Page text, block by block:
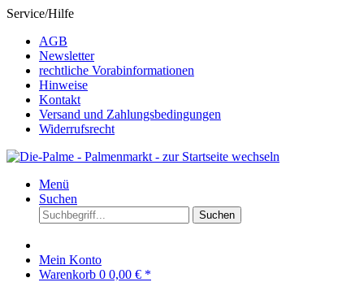
Service/Hilfe
AGB
Newsletter
rechtliche Vorabinformationen
Hinweise
Kontakt
Versand und Zahlungsbedingungen
Widerrufsrecht
Menü
Suchen
Suchen
Mein Konto
Warenkorb 0 0,00 € *